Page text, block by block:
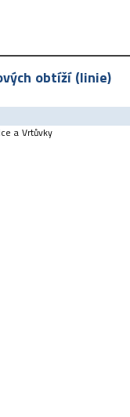
obtíží (linie)
a Vrtůvky